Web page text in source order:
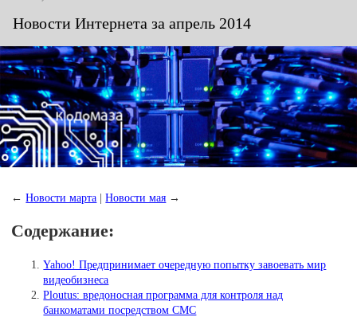
Новости Интернета за апрель 2014
←Новости марта |Новости мая →
Содержание:
Yahoo! Предпринимает очередную попытку завоевать мир
видеобизнеса
Ploutus: вредоносная программа для контроля над
банкоматами посредством СМС